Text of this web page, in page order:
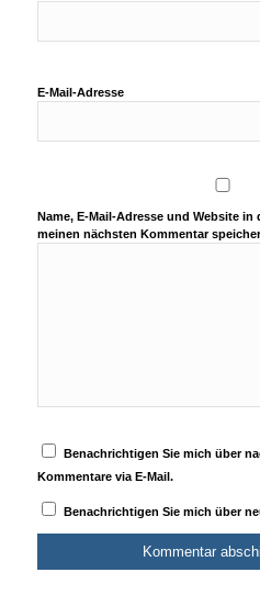
E-Mail-Adresse
Name, E-Mail-Adresse und Website in
meinen nächsten Kommentar
Benachrichtigen Sie mich über
Kommentare via E-Mail.
Benachrichtigen Sie mich über